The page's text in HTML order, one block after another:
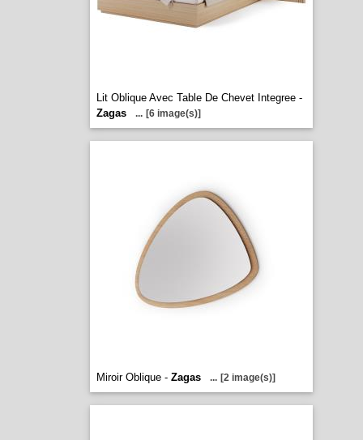
Lit Oblique Avec Table De Chevet Integree -
Zagas
... [6 image(s)]
Miroir Oblique - Zagas ... [2 image(s)]